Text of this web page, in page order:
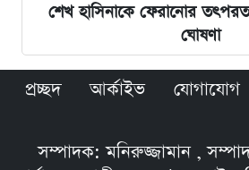
শেখ হাসিনাকে ফেরানোর তৎপরতা:
ঘোষণা
প্রচ্ছদ আর্কাইভ যোগাযোগ
সম্পাদক: মনিরুজ্জামান ,